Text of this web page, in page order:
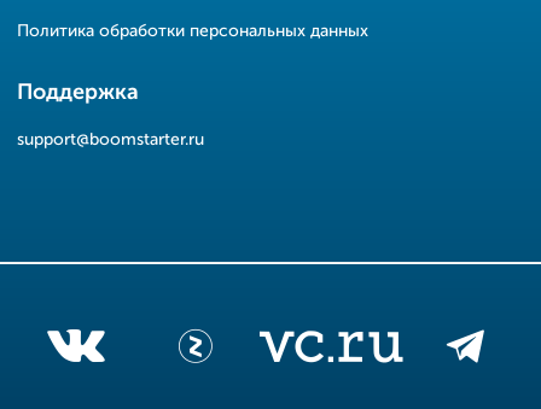
Политика обработки персональных данных
Поддержка
support@boomstarter.ru